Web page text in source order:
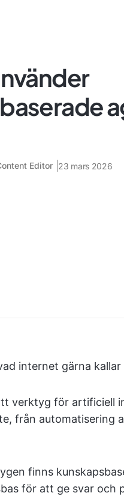
Editor 23 mars 2026
internet gärna kallar
verktyg för artificiell
från automatisering
finns
för att ge svar och